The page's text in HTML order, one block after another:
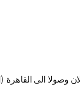
وصولا الى القاهرة